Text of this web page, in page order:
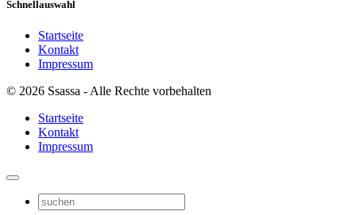
Schnellauswahl
Startseite
Kontakt
Impressum
© 2026 Ssassa - Alle Rechte vorbehalten
Startseite
Kontakt
Impressum